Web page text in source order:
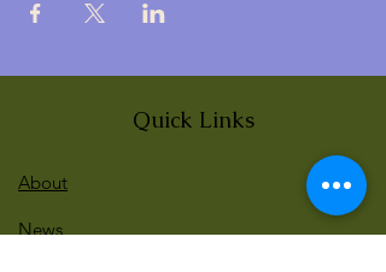
Quick Links
About
News